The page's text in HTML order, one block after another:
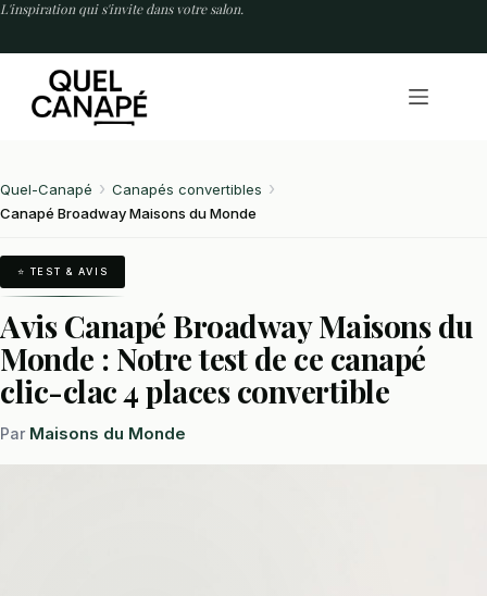
Passer
L'inspiration qui s'invite dans votre salon.
Quel-Canapé
Canapés convertibles
Canapé Broadway Maisons du Monde
⭐ TEST & AVIS
Avis Canapé Broadway Maisons du
Monde : Notre test de ce canapé
clic-clac 4 places convertible
Par Maisons du Monde